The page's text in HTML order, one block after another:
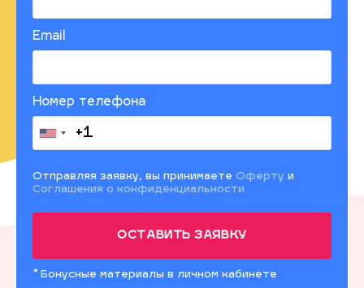
Email
Номер телефона
Отправляя заявку, вы принимаете Оферту и
Соглашения о конфиденциальности
Бонусные материалы в личном кабинете